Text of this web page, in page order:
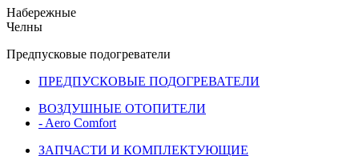
Набережные
Челны
Предпусковые подогреватели
ПРЕДПУСКОВЫЕ ПОДОГРЕВАТЕЛИ
ВОЗДУШНЫЕ ОТОПИТЕЛИ
- Aero Comfort
ЗАПЧАСТИ И КОМПЛЕКТУЮЩИЕ